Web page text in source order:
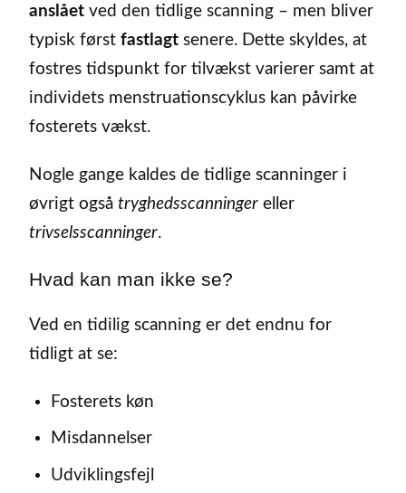
anslået ved den tidlige scanning – men bliver
typisk først fastlagt senere. Dette skyldes, at
fostres tidspunkt for tilvækst varierer samt at
individets menstruationscyklus kan påvirke
fosterets vækst.
Nogle gange kaldes de tidlige scanninger i
øvrigt også tryghedsscanninger eller
trivselsscanninger.
Hvad kan man ikke se?
Ved en tidilig scanning er det endnu for
tidligt at se:
Fosterets køn
Misdannelser
Udviklingsfejl